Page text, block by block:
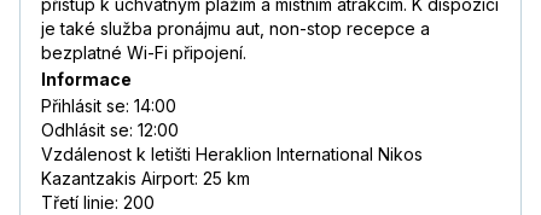
přístup k úchvatným plážím a místním atrakcím. K dispozici
je také služba pronájmu aut, non-stop recepce a
bezplatné Wi-Fi připojení.
Informace
Přihlásit se: 14:00
Odhlásit se: 12:00
Vzdálenost k letišti Heraklion International Nikos
Kazantzakis Airport: 25 km
Třetí linie: 200